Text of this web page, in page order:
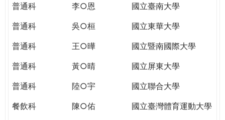
WORLD
TOMORROW
YOU
THE
PATH
GLOBAL
普通科
李○恩
國立臺南大學
普通科
吳○桓
國立東華大學
普通科
王○曄
國立暨南國際大學
普通科
黃○晴
國立屏東大學
普通科
陸○宇
國立聯合大學
餐飲科
陳○佑
國立臺灣體育運動大學